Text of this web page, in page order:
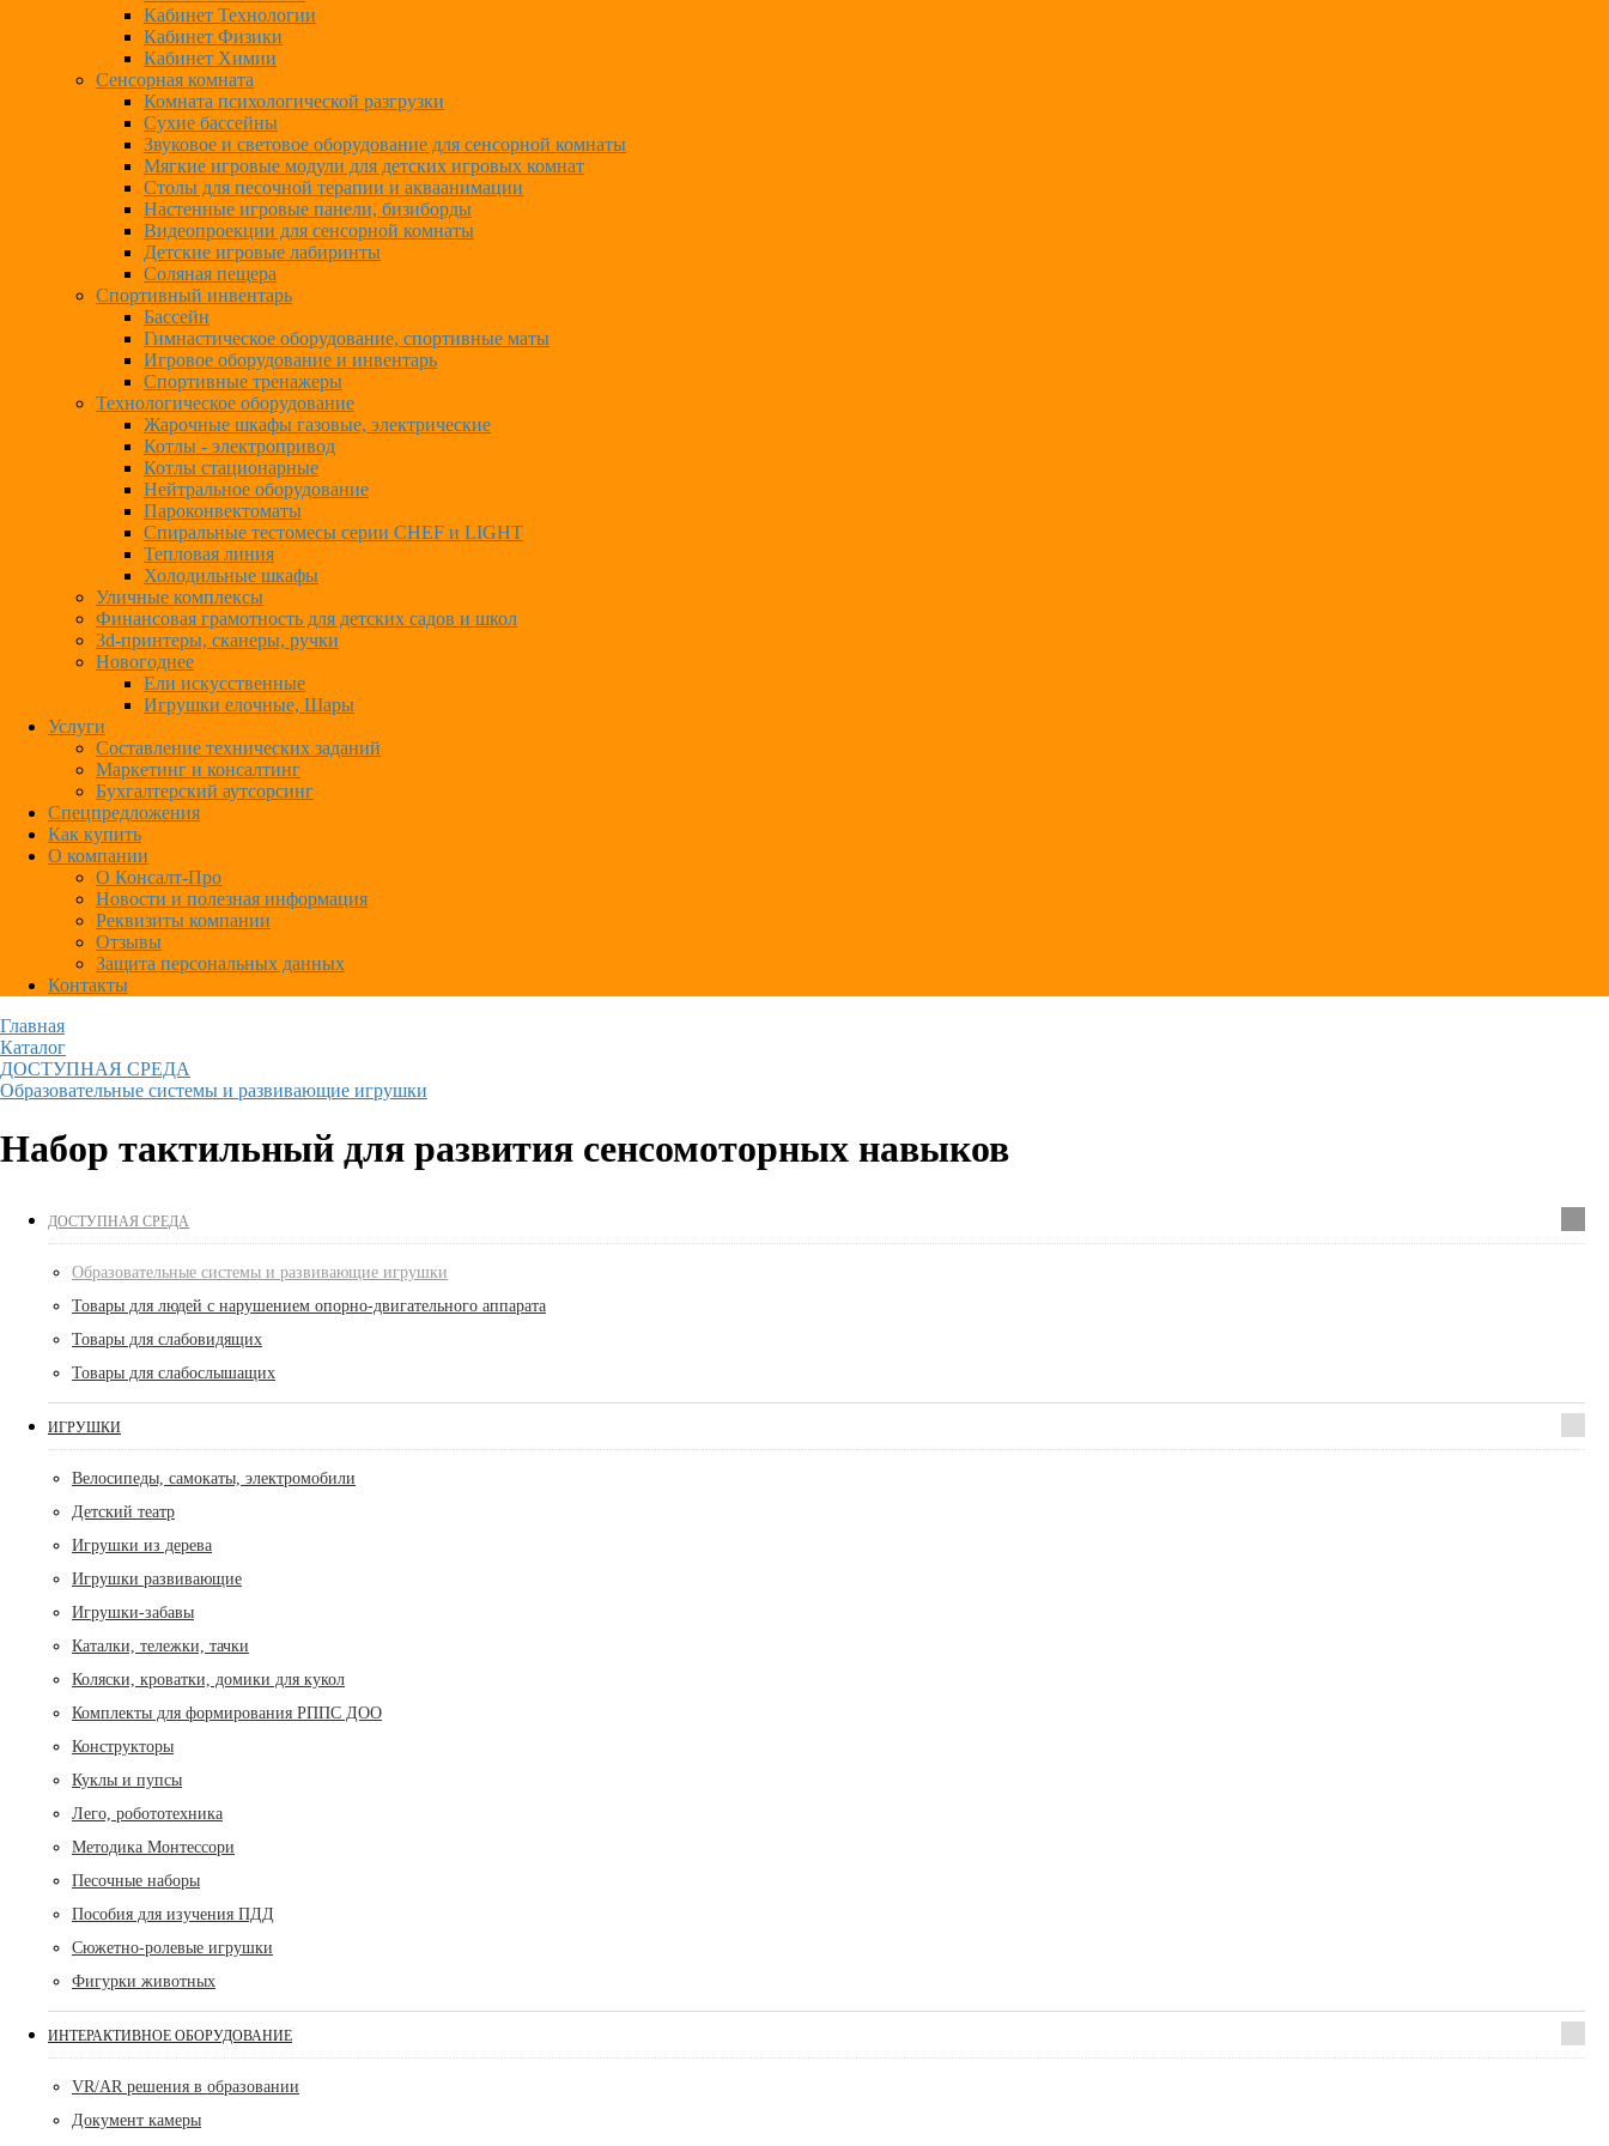
Кабинет Технологии
Кабинет Физики
Кабинет Химии
Сенсорная комната
Комната психологической разгрузки
Сухие бассейны
Звуковое и световое оборудование для сенсорной комнаты
Мягкие игровые модули для детских игровых комнат
Столы для песочной терапии и акваанимации
Настенные игровые панели, бизиборды
Видеопроекции для сенсорной комнаты
Детские игровые лабиринты
Соляная пещера
Спортивный инвентарь
Бассейн
Гимнастическое оборудование, спортивные маты
Игровое оборудование и инвентарь
Спортивные тренажеры
Технологическое оборудование
Жарочные шкафы газовые, электрические
Котлы - электропривод
Котлы стационарные
Нейтральное оборудование
Пароконвектоматы
Спиральные тестомесы серии CHEF и LIGHT
Тепловая линия
Холодильные шкафы
Уличные комплексы
Финансовая грамотность для детских садов и школ
3d-принтеры, сканеры, ручки
Новогоднее
Ели искусственные
Игрушки елочные, Шары
Услуги
Составление технических заданий
Маркетинг и консалтинг
Бухгалтерский аутсорсинг
Спецпредложения
Как купить
О компании
О Консалт-Про
Новости и полезная информация
Реквизиты компании
Отзывы
Защита персональных данных
Контакты
Главная
Каталог
ДОСТУПНАЯ СРЕДА
Образовательные системы и развивающие игрушки
Набор тактильный для развития сенсомоторных навыков
ДОСТУПНАЯ СРЕДА
Образовательные системы и развивающие игрушки
Товары для людей с нарушением опорно-двигательного аппарата
Товары для слабовидящих
Товары для слабослышащих
ИГРУШКИ
Велосипеды, самокаты, электромобили
Детский театр
Игрушки из дерева
Игрушки развивающие
Игрушки-забавы
Каталки, тележки, тачки
Коляски, кроватки, домики для кукол
Комплекты для формирования РППС ДОО
Конструкторы
Куклы и пупсы
Лего, робототехника
Методика Монтессори
Песочные наборы
Пособия для изучения ПДД
Сюжетно-ролевые игрушки
Фигурки животных
ИНТЕРАКТИВНОЕ ОБОРУДОВАНИЕ
VR/AR решения в образовании
Документ камеры